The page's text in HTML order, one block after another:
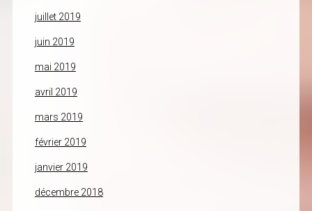
juillet 2019
juin 2019
mai 2019
avril 2019
mars 2019
février 2019
janvier 2019
décembre 2018